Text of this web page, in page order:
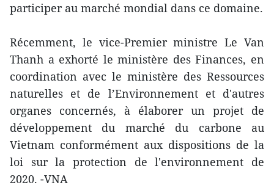
participer au marché mondial dans ce domaine.
Récemment, le vice-Premier ministre Le Van
Thanh a exhorté le ministère des Finances, en
coordination avec le ministère des Ressources
naturelles et de l’Environnement et d'autres
organes concernés, à élaborer un projet de
développement du marché du carbone au
Vietnam conformément aux dispositions de la
loi sur la protection de l'environnement de
2020. -VNA